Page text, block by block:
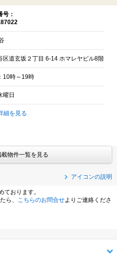
号：
区道玄坂２丁目 6-14 ホマレヤビル8階
10時～19時
曜日
細を見る
載物件一覧を見る
アイコンの説明
ております。
ら、
こちらのお問合せよりご連絡くださ